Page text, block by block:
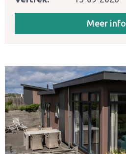
Meer info